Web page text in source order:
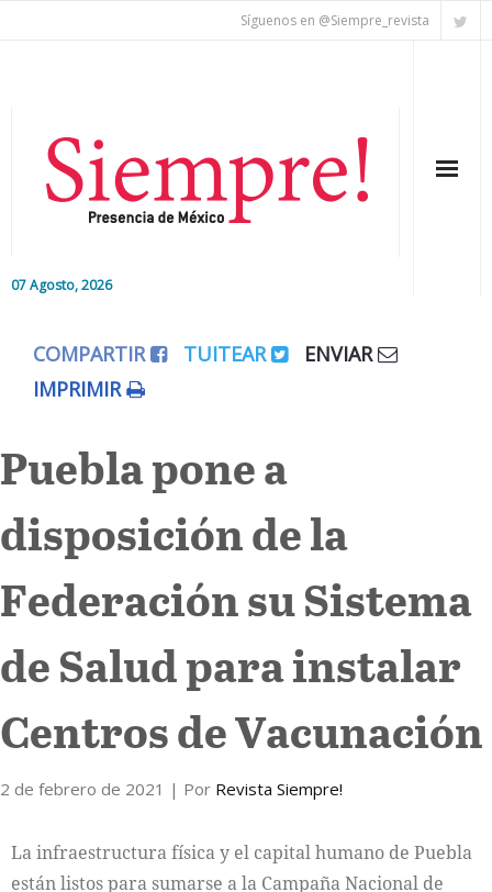
Síguenos en @Siempre_revista
07 Agosto, 2026
Editorial
Colaboradores
Internacional
Cultura
COMPARTIR TUITEAR
ENVIAR
IMPRIMIR
Puebla pone a
disposición de la
Federación su Sistema
de Salud para instalar
Centros de Vacunación
2 de febrero de 2021 | Por Revista Siempre!
La infraestructura física y el capital humano de Puebla
están listos para sumarse a la Campaña Nacional de